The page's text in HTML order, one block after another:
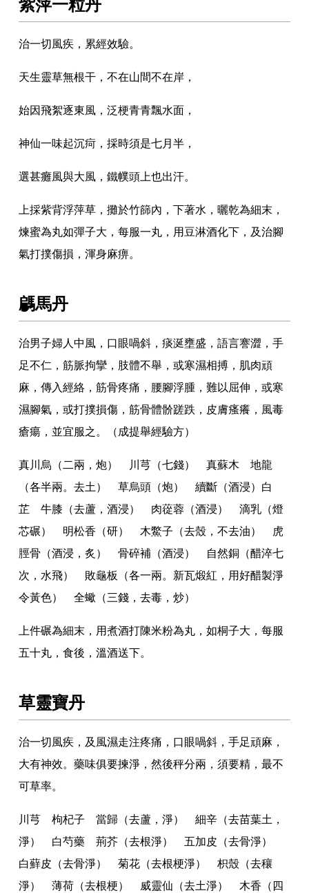
紫萍一粒丹
治一切風疾 ， 累經效驗。
天生靈草無根干 ，不在山間不在岸 ，
始因飛絮逐東風 ，泛梗青青飄水面 ，
神仙一味起沉疴 ，採時須是七月半 ，
選甚癱風與大風 ，鐵幞頭上也出汗。
上採紫背浮萍草 ，攤於竹篩內 ，下著水 ， 曬乾為細末 ，
煉蜜為丸如彈子大 ，每服一丸 ， 用豆淋酒化下 ， 及治腳
氣打撲傷損 ，渾身麻痹。
騗馬丹
治男子婦人中風 ， 口眼喎斜 ，痰涎壅盛 ，語言謇澀 ，手
足不仁 ，筋脈拘攣 ， 肢體不舉 ，或寒濕相搏 ， 肌肉頑
麻 ，傳入經絡 ，筋骨疼痛 ， 腰腳浮腫 ，難以屈伸 ，或寒
濕腳氣 ，或打撲損傷 ，筋骨體骱蹉跌 ， 皮膚瘙癢 ， 風毒
瘡瘍 ， 並宜服之 。 （成提舉經驗方）
真川烏（二兩 ，炮） 川芎（七錢） 真蘇木 地龍
（各半兩。去土） 草烏頭（炮） 續斷（酒浸）白
芷 牛膝（去蘆 ，酒浸） 肉蓯蓉（酒浸） 滴乳（燈
芯碾） 明松香（研） 木鱉子（去殼 ，不去油） 虎
脛骨（酒浸 ，炙） 骨碎補（酒浸） 自然銅（醋淬七
次 ， 水飛） 敗龜板（各一兩。 新瓦煅紅 ， 用好醋製淨
令黃色） 全蠍（三錢 ，去毒 ，炒）
上件碾為細末 ， 用煮酒打陳米粉為丸 ，如桐子大 ，每服
五十丸 ，食後 ，溫酒送下。
草靈寶丹
治一切風疾 ， 及風濕走注疼痛 ， 口眼喎斜 ，手足頑麻 ，
大有神效。藥味俱要揀淨 ，然後秤分兩 ，須要精 ，最不
可草率。
川芎 枸杞子 當歸（去蘆 ，淨） 細辛（去苗葉土 ，
淨） 白芍藥 荊芥（去根淨） 五加皮（去骨淨）
白蘚皮（去骨淨） 菊花（去根梗淨） 枳殼（去穰
淨） 薄荷（去根梗） 威靈仙（去土淨） 木香（四